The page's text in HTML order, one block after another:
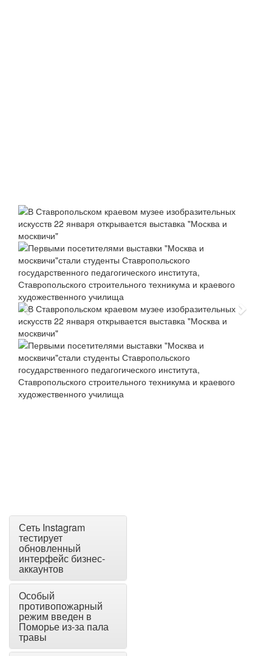
Сеть Instagram
тестирует
обновленный
интерфейс бизнес-
аккаунтов
Особый
противопожарный
режим введен в
Поморье из-за пала
травы